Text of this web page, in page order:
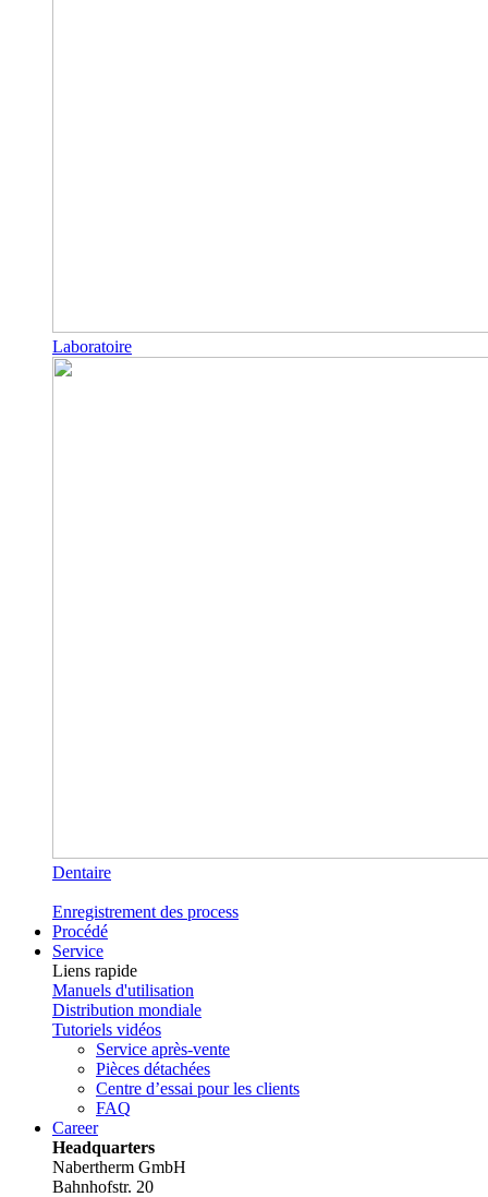
Laboratoire
Dentaire
Enregistrement des process
Procédé
Service
Liens rapide
Manuels d'utilisation
Distribution mondiale
Tutoriels vidéos
Service après-vente
Pièces détachées
Centre d’essai pour les clients
FAQ
Career
Headquarters
Nabertherm GmbH
Bahnhofstr. 20